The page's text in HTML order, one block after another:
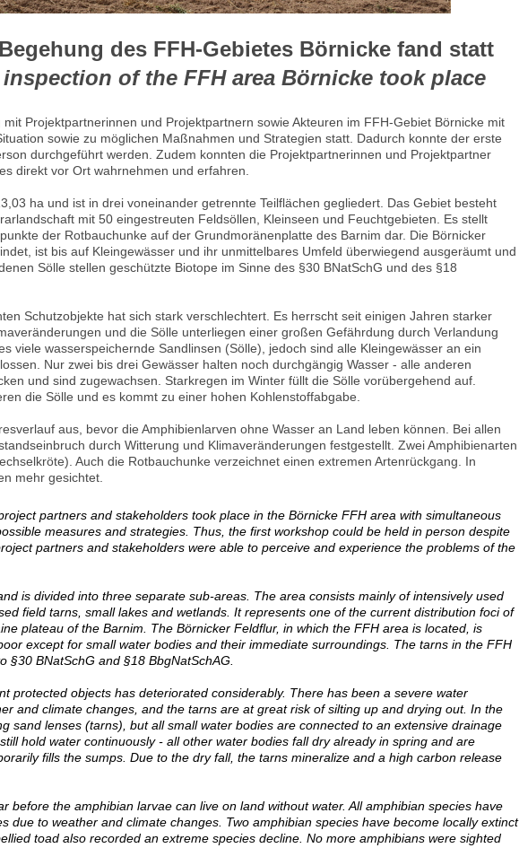
des FFH-Gebietes Börnicke fand statt
inspection of the FFH area Börnicke took place
Projektpartnerinnen und Projektpartnern sowie Akteuren im FFH-Gebiet Börnicke mit
sowie zu möglichen Maßnahmen und Strategien statt. Dadurch konnte der erste
durchgeführt werden. Zudem konnten die Projektpartnerinnen und Projektpartner
direkt vor Ort wahrnehmen und erfahren.
ha und ist in drei voneinander getrennte Teilflächen gegliedert. Das Gebiet besteht
mit 50 eingestreuten Feldsöllen, Kleinseen und Feuchtgebieten. Es stellt
der Rotbauchunke auf der Grundmoränenplatte des Barnim dar. Die Börnicker
ist bis auf Kleingewässer und ihr unmittelbares Umfeld überwiegend ausgeräumt und
Sölle stellen geschützte Biotope im Sinne des §30 BNatSchG und des §18
Schutzobjekte hat sich stark verschlechtert. Es herrscht seit einigen Jahren starker
und die Sölle unterliegen einer großen Gefährdung durch Verlandung
viele wasserspeichernde Sandlinsen (Sölle), jedoch sind alle Kleingewässer an ein
Nur zwei bis drei Gewässer halten noch durchgängig Wasser - alle anderen
und sind zugewachsen. Starkregen im Winter füllt die Sölle vorübergehend auf.
die Sölle und es kommt zu einer hohen Kohlenstoffabgabe.
aus, bevor die Amphibienlarven ohne Wasser an Land leben können. Bei allen
durch Witterung und Klimaveränderungen festgestellt. Zwei Amphibienarten
Auch die Rotbauchunke verzeichnet einen extremen Artenrückgang. In
mehr gesichtet.
partners and stakeholders took place in the Börnicke FFH area with simultaneous
measures and strategies. Thus, the first workshop could be held in person despite
partners and stakeholders were able to perceive and experience the problems of the
is divided into three separate sub-areas. The area consists mainly of intensively used
field tarns, small lakes and wetlands. It represents one of the current distribution foci of
plateau of the Barnim. The Börnicker Feldflur, in which the FFH area is located, is
except for small water bodies and their immediate surroundings. The tarns in the FFH
BNatSchG and §18 BbgNatSchAG.
protected objects has deteriorated considerably. There has been a severe water
and climate changes, and the tarns are at great risk of silting up and drying out. In the
sand lenses (tarns), but all small water bodies are connected to an extensive drainage
hold water continuously - all other water bodies fall dry already in spring and are
fills the sumps. Due to the dry fall, the tarns mineralize and a high carbon release
before the amphibian larvae can live on land without water. All amphibian species have
due to weather and climate changes. Two amphibian species have become locally extinct
toad also recorded an extreme species decline. No more amphibians were sighted